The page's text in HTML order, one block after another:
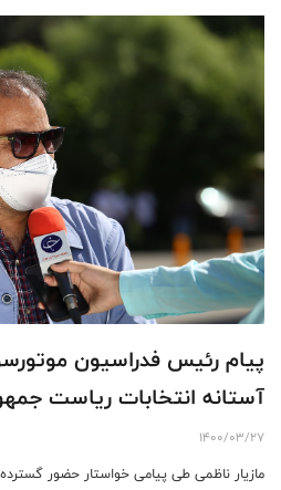
پیام رئیس فدراسیون
آستانه انتخابات ریاست
1400/03/27
مازیار ناظمی طی پیامی خواستار حضور گسترده